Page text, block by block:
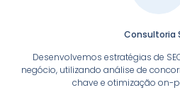
Consultoria
Desenvolvemos estratégias de
negócio, utilizando análise de
chave e otimização on-